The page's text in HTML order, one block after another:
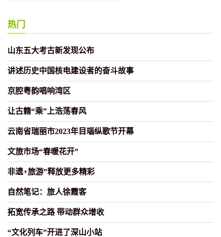
热门
山东五大考古新发现公布
讲述历史中国核电建设者的奋斗故事
京腔粤韵唱响湾区
让古籍“乘”上浩荡春风
云南省瑞丽市2023年目瑙纵歌节开幕
文旅市场“春暖花开”
非遗+旅游”释放更多精彩
自然笔记：旅人徐霞客
拓宽传承之路 带动群众增收
“文化列车”开进了深山小站